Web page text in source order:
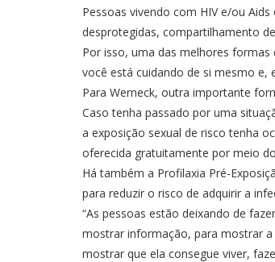
Pessoas vivendo com HIV e/ou
desprotegidas, compartilhamento
Por isso, uma das melhores formas
você está cuidando de si mesmo e,
Para Werneck, outra importante
Caso tenha passado por uma
a exposição sexual de risco tenha
oferecida gratuitamente por meio
Há também a Profilaxia Pré-
para reduzir o risco de adquirir a
“As pessoas estão deixando de
mostrar informação, para mostrar a
mostrar que ela consegue viver,